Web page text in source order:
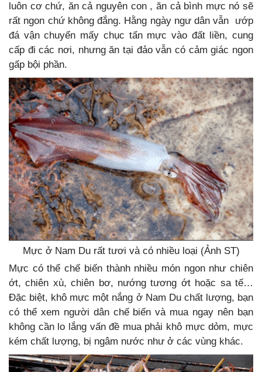
luôn cơ chứ, ăn cả nguyên con , ăn cả bình mực nó sẽ
rất ngon chứ không đắng. Hằng ngày ngư dân vẫn ướp
đá vận chuyển mấy chục tấn mực vào đất liền, cung
cấp đi các nơi, nhưng ăn tại đảo vẫn có cảm giác ngon
gấp bội phần.
Mực ở Nam Du rất tươi và có nhiều loại (Ảnh ST)
Mực có thể chế biến thành nhiều món ngon như chiên
ớt, chiên xù, chiên bơ, nướng tương ớt hoặc sa tế…
Đặc biệt, khô mực một nắng ở Nam Du chất lượng, bạn
có thể xem người dân chế biến và mua ngay nên bạn
không cần lo lắng vấn đề mua phải khô mực dỏm, mực
kém chất lượng, bị ngâm nước như ở các vùng khác.